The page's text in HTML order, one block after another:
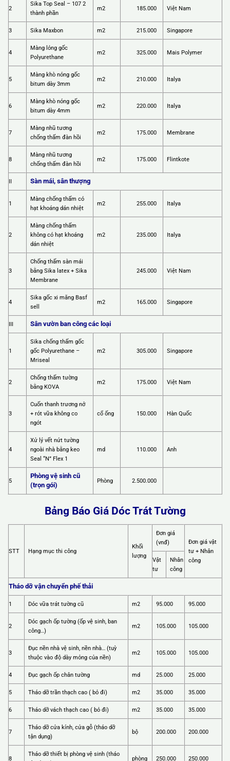
2
Sika Top Seal – 107 2
thành phần
m2 185.000 Việt Nam
3 Sika Maxbon m2 215.000 Singapore
4
Màng lỏng gốc
Polyurethane
m2 325.000 Mais Polymer
5
Màng khò nóng gốc
bitum dày 3mm
m2 210.000 Italya
6
Màng khò nóng gốc
bitum dày 4mm
m2 220.000 Italya
7
Màng nhũ tương
chống thấm đàn hồi
m2 175.000 Membrane
8
Màng nhũ tương
chống thấm đàn hồi
m2 175.000 Flintkote
Sàn mái, sân thượng
1
Màng chống thấm có
hạt khoáng dán nhiệt
m2 255.000 Italya
2
Màng chống thấm
không có hạt khoáng
dán nhiệt
m2 235.000 Italya
3
Chống thấm sàn mái
bằng Sika latex + Sika
Membrane
245.000 Việt Nam
4
Sika gốc xi măng Basf
sell
m2 165.000 Singapore
Sân vườn ban công các loại
1
Sika chống thấm gốc
gốc Polyurethane –
Mriseal
m2 305.000 Singapore
2
Chống thấm tường
bằng KOVA
m2 175.000 Việt Nam
3
Cuốn thanh trương nở
+ rót vữa không co
ngót
cổ ống 150.000 Hàn Quốc
4
Xử lý vết nứt tường
ngoài nhà bằng keo
Seal “N” Flex 1
md 110.000 Anh
5
Phòng vệ sinh cũ
(trọn gói)
Phòng 2.500.000
Bảng Báo Giá Dóc Trát Tường
STT Hạng mục thi công
Khối
lượng
Đơn giá
(vnđ)
Đơn giá vật
tư + Nhân
công
Vật
tư
Nhân
công
Tháo dỡ vận chuyển phế thải
1 Dóc vữa trát tường cũ m2 95.000 95.000
2
Dóc gạch ốp tường (ốp vệ sinh, ban
công…)
m2 105.000 105.000
3
Đục nền nhà vệ sinh, nền nhà… (tuỳ
thuộc vào độ dày mỏng của nền)
m2 105.000 105.000
4 Đục gạch ốp chân tường md 25.000 25.000
5 Tháo dỡ trần thạch cao ( bỏ đi) m2 35.000 35.000
6 Tháo dỡ vách thạch cao ( bỏ đi) m2 35.000 35.000
7
Tháo dỡ cửa kính, cửa gỗ (tháo dỡ
tận dụng)
bộ 200.000 200.000
8
Tháo dỡ thiết bị phòng vệ sinh (tháo
phòng 250.000 250.000